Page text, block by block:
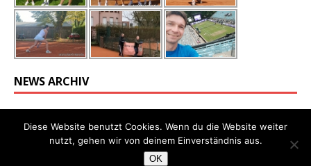
NEWS ARCHIV
Diese Website benutzt Cookies. Wenn du die Website weiter
nutzt, gehen wir von deinem Einverständnis aus.
OK